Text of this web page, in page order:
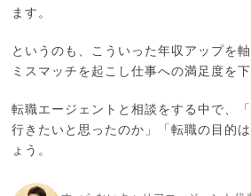
ます。
というのも、こういった年収アップを
ミスマッチを起こし仕事への満足度を
転職エージェントと相談をする中で、
行きたいと思ったのか」「転職の目的
ょう。